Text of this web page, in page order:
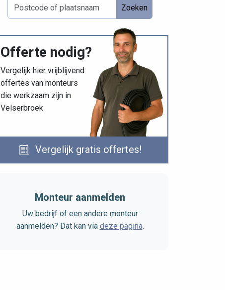
Zoeken
Offerte nodig?
Vergelijk hier vrijblijvend
offertes van monteurs
die werkzaam zijn in
Velserbroek
Vergelijk gratis offertes!
Monteur aanmelden
Uw bedrijf of een andere monteur
aanmelden? Dat kan via deze pagina.